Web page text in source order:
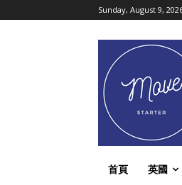
Sunday, August 9,
首頁 英國